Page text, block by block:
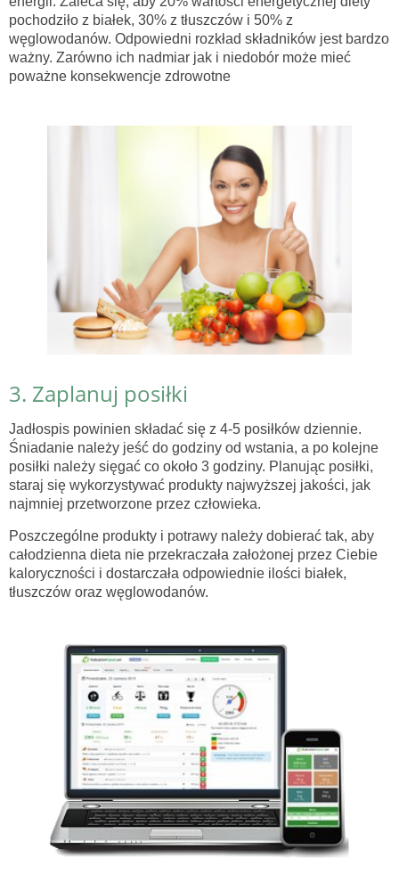
pochodziło z białek, 30% z tłuszczów i 50% z
węglowodanów. Odpowiedni rozkład składników jest bardzo
ważny. Zarówno ich nadmiar jak i niedobór może mieć
poważne konsekwencje zdrowotne
3. Zaplanuj posiłki
Jadłospis powinien składać się z 4-5 posiłków dziennie.
Śniadanie należy jeść do godziny od wstania, a po kolejne
posiłki należy sięgać co około 3 godziny. Planując posiłki,
staraj się wykorzystywać produkty najwyższej jakości, jak
najmniej przetworzone przez człowieka.
Poszczególne produkty i potrawy należy dobierać tak, aby
całodzienna dieta nie przekraczała założonej przez Ciebie
kaloryczności i dostarczała odpowiednie ilości białek,
tłuszczów oraz węglowodanów.